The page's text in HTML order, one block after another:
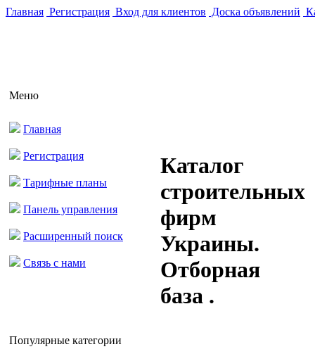
Главная Регистрация Вход для клиентов Доска объявлений
Меню
Главная
Регистрация
Тарифные планы
Панель управления
Расширенный поиск
Связь с нами
Популярные категории
Каталог
строительных
фирм
Украины.
Отборная
база .